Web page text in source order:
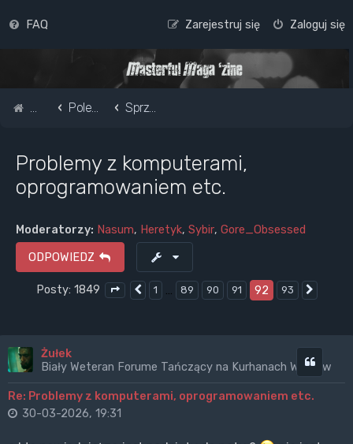
FAQ Zaloguj się
Zarejestruj się
Strona główna
Pole do popisu... Sprzęt - instrumenty, audio, komputery, telefony, CDs, LPs, kasety
Problemy z komputerami,
oprogramowaniem etc.
Moderatorzy: Nasum, Heretyk, Sybir, Gore_Obsessed
ODPOWIEDZ
Posty: 1849 Strona92z93
Poprzednia
1 … 89 90 91 92 93
Żułek
Biały Weteran Forume Tańczący na Kurhanach Wrogów
Re: Problemy z komputerami, oprogramowaniem etc.
Cytuj
30-03-2026, 19:31